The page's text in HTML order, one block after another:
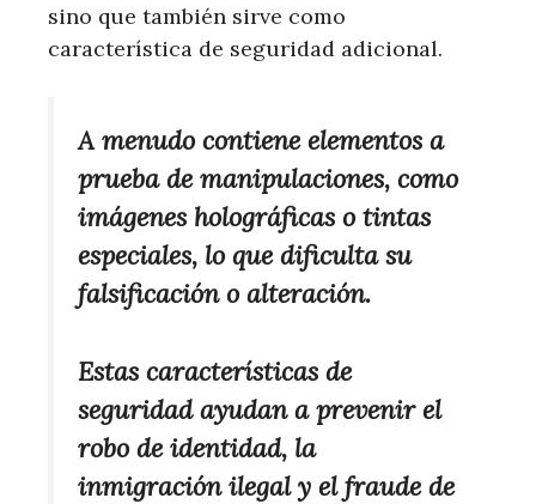
sino que también sirve como
característica de seguridad adicional.
A menudo contiene elementos a
prueba de manipulaciones, como
imágenes holográficas o tintas
especiales, lo que dificulta su
falsificación o alteración.
Estas características de
seguridad ayudan a prevenir el
robo de identidad, la
inmigración ilegal y el fraude de